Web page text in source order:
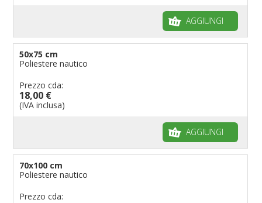
AGGIUNGI
50x75 cm
Poliestere nautico
Prezzo cda:
18,00 €
(IVA inclusa)
AGGIUNGI
70x100 cm
Poliestere nautico
Prezzo cda: